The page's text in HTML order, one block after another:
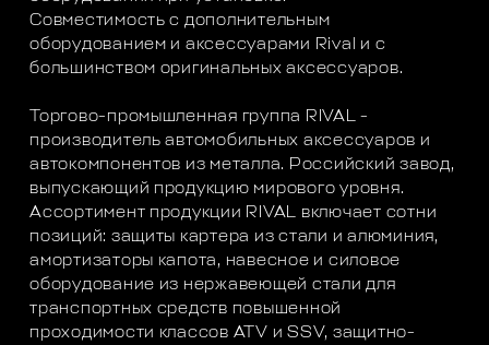
Совместимость с дополнительным
оборудованием и аксессуарами Rival и с
большинством оригинальных аксессуаров.
Торгово-промышленная группа RIVAL -
производитель автомобильных аксессуаров и
автокомпонентов из металла. Российский завод,
выпускающий продукцию мирового уровня.
Ассортимент продукции RIVAL включает сотни
позиций: защиты картера из стали и алюминия,
амортизаторы капота, навесное и силовое
оборудование из нержавеющей стали для
транспортных средств повышенной
проходимости классов ATV и SSV, защитно-